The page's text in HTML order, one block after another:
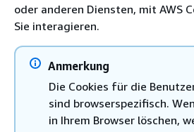
oder anderen Diensten, mit AWS
Sie interagieren.
Anmerkung
Die Cookies für die
sind browserspezifisch.
in Ihrem Browser löschen,